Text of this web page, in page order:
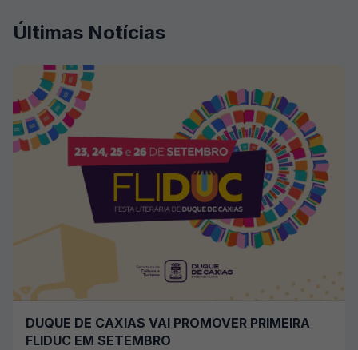
Últimas Notícias
DUQUE DE CAXIAS VAI PROMOVER PRIMEIRA
FLIDUC EM SETEMBRO